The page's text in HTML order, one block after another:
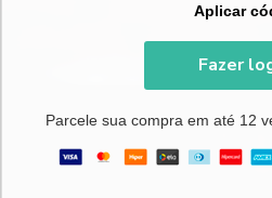
Aplicar
Fazer
Parcele sua compra em até 12